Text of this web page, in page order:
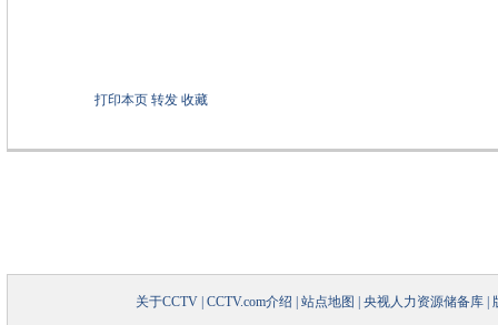
打印本页 转发 收藏
关于CCTV CCTV.com介绍 站点地图 央视人力资源储备库